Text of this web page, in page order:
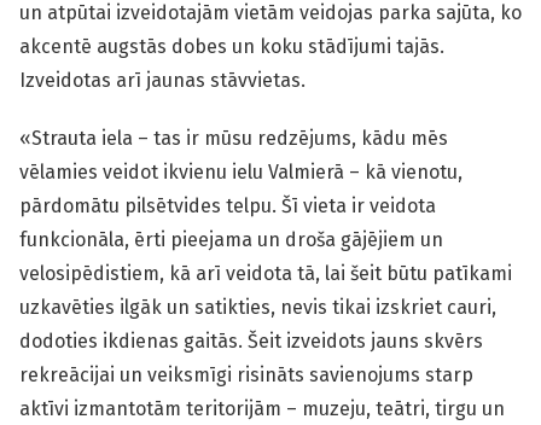
un atpūtai izveidotajām vietām veidojas parka sajūta, ko
akcentē augstās dobes un koku stādījumi tajās.
Izveidotas arī jaunas stāvvietas.
«Strauta iela – tas ir mūsu redzējums, kādu mēs
vēlamies veidot ikvienu ielu Valmierā – kā vienotu,
pārdomātu pilsētvides telpu. Šī vieta ir veidota
funkcionāla, ērti pieejama un droša gājējiem un
velosipēdistiem, kā arī veidota tā, lai šeit būtu patīkami
uzkavēties ilgāk un satikties, nevis tikai izskriet cauri,
dodoties ikdienas gaitās. Šeit izveidots jauns skvērs
rekreācijai un veiksmīgi risināts savienojums starp
aktīvi izmantotām teritorijām – muzeju, teātri, tirgu un